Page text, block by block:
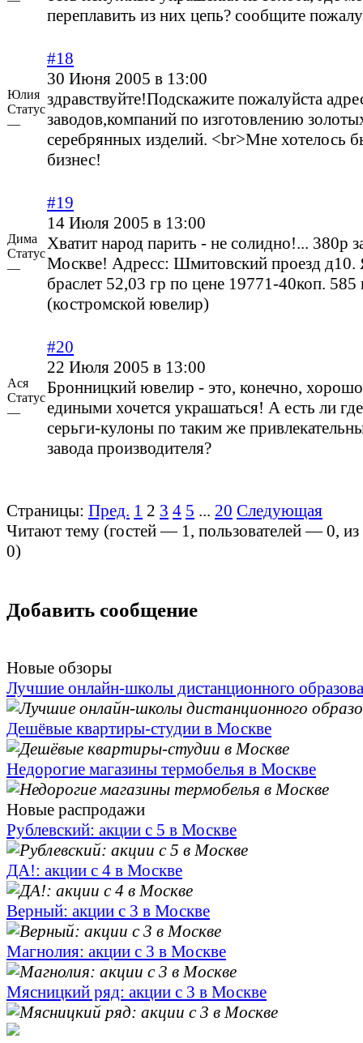
переплавить из них цепь? сообщите
Юлия
Статус
—
#18
30 Июня 2005 в 13:00
здравствуйте!Подскажите пожалуйста
заводов,компаний по изготовлению
серебрянных изделий. <br>Мне хотелось
бизнес!
Дима
Статус
—
#19
14 Июля 2005 в 13:00
Хватит народ парить - не солидно!... 380р
Москве! Адресс: Шмитовский проезд д10.
браслет 52,03 гр по цене 19771-40коп. 585
(костромской ювелир)
Ася
Статус
—
#20
22 Июля 2005 в 13:00
Бронницкий ювелир - это, конечно,
едиными хочется украшаться! А есть ли
серьги-кулоны по таким же
завода производителя?
Страницы: Пред. 1 2 3 4 5 ... 20 Следующая
Читают тему (гостей — 1, пользователей —0,
0)
Добавить сообщение
Новые обзоры
Лучшие онлайн-школы дистанционного
Дешёвые квартиры-студии в Москве
Недорогие магазины термобелья в Москве
Новые распродажи
Рублевский: акции с 5 в Москве
ДА!: акции с 4 в Москве
Верный: акции с 3 в Москве
Магнолия: акции с 3 в Москве
Мясницкий ряд: акции с 3 в Москве